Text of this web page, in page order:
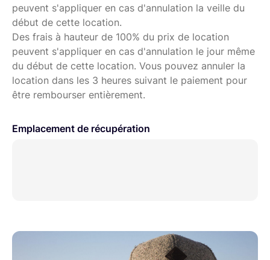
peuvent s'appliquer en cas d'annulation la veille du
début de cette location.
Des frais à hauteur de 100% du prix de location
peuvent s'appliquer en cas d'annulation le jour même
du début de cette location. Vous pouvez annuler la
location dans les 3 heures suivant le paiement pour
être rembourser entièrement.
Emplacement de récupération